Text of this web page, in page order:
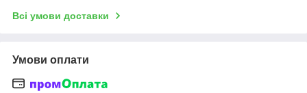
Всі умови доставки
Умови оплати